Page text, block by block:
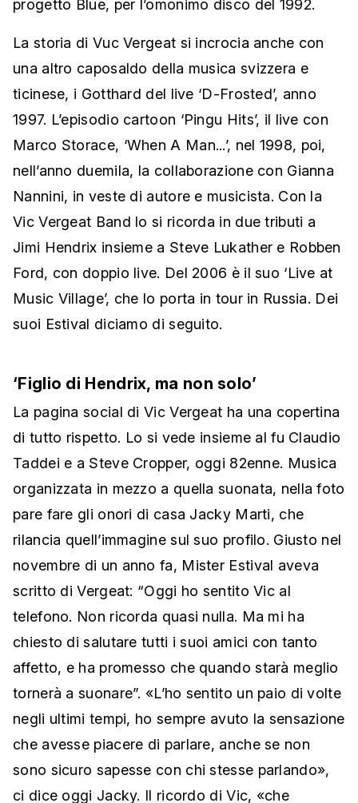
progetto Blue, per l’omonimo disco del 1992.
La storia di Vuc Vergeat si incrocia anche con
una altro caposaldo della musica svizzera e
ticinese, i Gotthard del live ‘D-Frosted’, anno
1997. L’episodio cartoon ‘Pingu Hits’, il live con
Marco Storace, ‘When A Man...’, nel 1998, poi,
nell’anno duemila, la collaborazione con Gianna
Nannini, in veste di autore e musicista. Con la
Vic Vergeat Band lo si ricorda in due tributi a
Jimi Hendrix insieme a Steve Lukather e Robben
Ford, con doppio live. Del 2006 è il suo ‘Live at
Music Village’, che lo porta in tour in Russia. Dei
suoi Estival diciamo di seguito.
‘Figlio di Hendrix, ma non solo’
La pagina social di Vic Vergeat ha una copertina
di tutto rispetto. Lo si vede insieme al fu Claudio
Taddei e a Steve Cropper, oggi 82enne. Musica
organizzata in mezzo a quella suonata, nella foto
pare fare gli onori di casa Jacky Marti, che
rilancia quell’immagine sul suo profilo. Giusto nel
novembre di un anno fa, Mister Estival aveva
scritto di Vergeat: “Oggi ho sentito Vic al
telefono. Non ricorda quasi nulla. Ma mi ha
chiesto di salutare tutti i suoi amici con tanto
affetto, e ha promesso che quando starà meglio
tornerà a suonare”. «L’ho sentito un paio di volte
negli ultimi tempi, ho sempre avuto la sensazione
che avesse piacere di parlare, anche se non
sono sicuro sapesse con chi stesse parlando»,
ci dice oggi Jacky. Il ricordo di Vic, «che